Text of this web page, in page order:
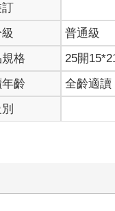
訂
普通級
格
25開
齡
全齡適讀